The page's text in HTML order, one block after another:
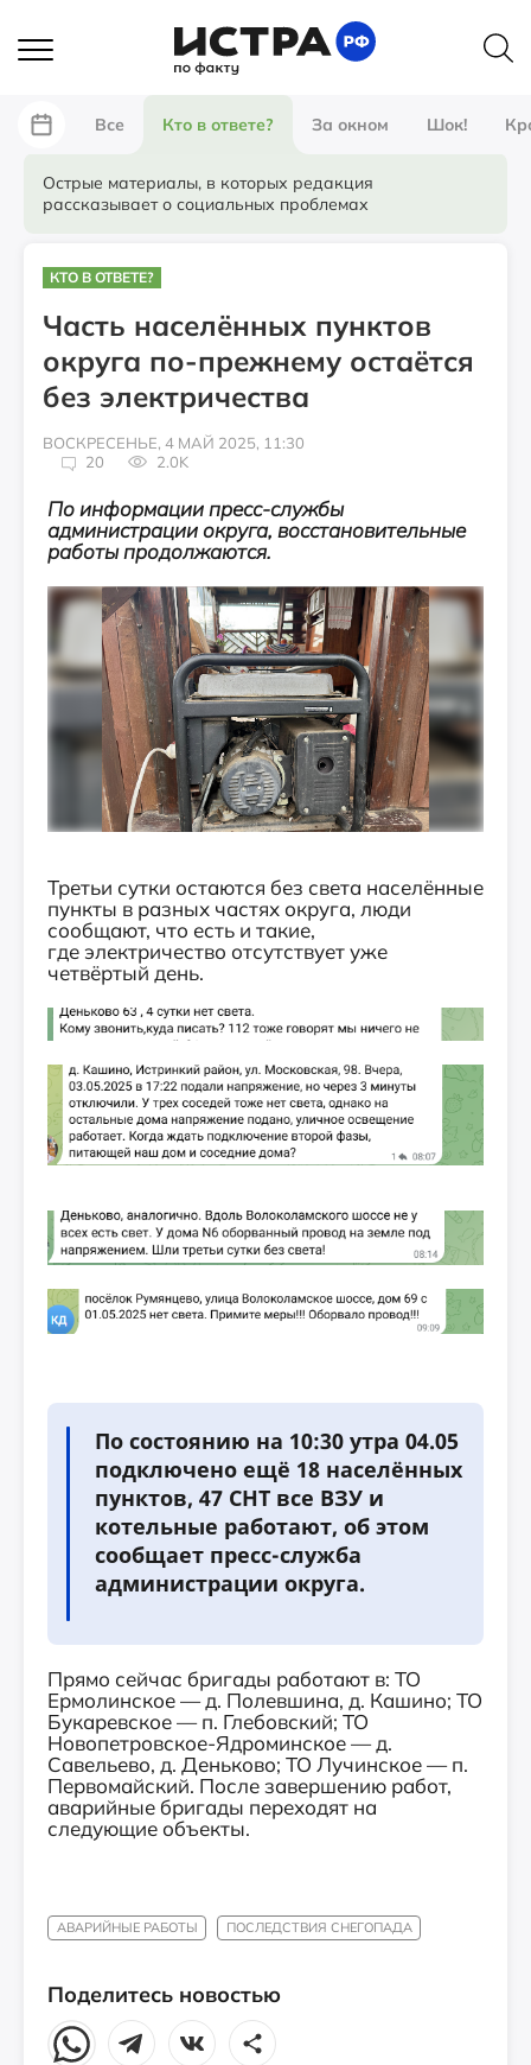
Все Кто в ответе? За окном Шок!
Острые материалы, в которых редакция
рассказывает о социальных проблемах
КТО В ОТВЕТЕ?
Часть населённых пунктов
округа по-прежнему остаётся
без электричества
ВОСКРЕСЕНЬЕ, 4 МАЙ 2025, 11:30
20
2.0K
По информации пресс-службы
администрации округа, восстановительные
работы продолжаются.
Третьи сутки остаются без света населённые
пункты в разных частях округа, люди
сообщают, что есть и такие,
где электричество отсутствует уже
четвёртый день.
По состоянию на 10:30 утра 04.05
подключено ещё 18 населённых
пунктов, 47 СНТ все ВЗУ и
котельные работают, об этом
сообщает пресс-служба
администрации округа.
Прямо сейчас бригады работают в: ТО
Ермолинское — д. Полевшина, д. Кашино; ТО
Букаревское — п. Глебовский; ТО
Новопетровское-Ядроминское — д.
Савельево, д. Деньково; ТО Лучинское — п.
Первомайский. После завершению работ,
аварийные бригады переходят на
следующие объекты.
АВАРИЙНЫЕ РАБОТЫ ПОСЛЕДСТВИЯ СНЕГОПАДА
Поделитесь новостью